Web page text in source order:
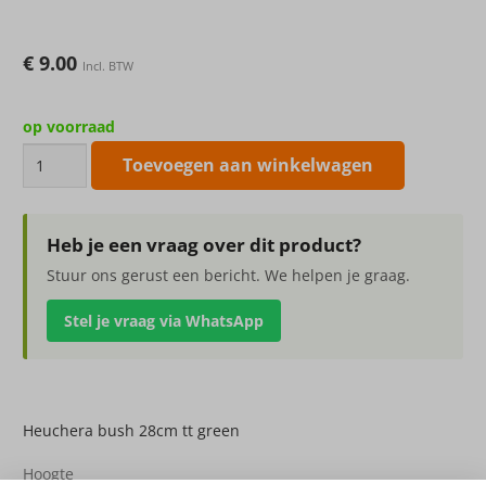
€ 9.00 Incl. BTW
op voorraad
28cm
green
aantal
Toevoegen aan winkelwagen
Heb je een vraag over dit product?
Stuur ons gerust een bericht. We helpen je graag.
Stel je vraag via WhatsApp
Heuchera bush 28cm tt green
Hoogte